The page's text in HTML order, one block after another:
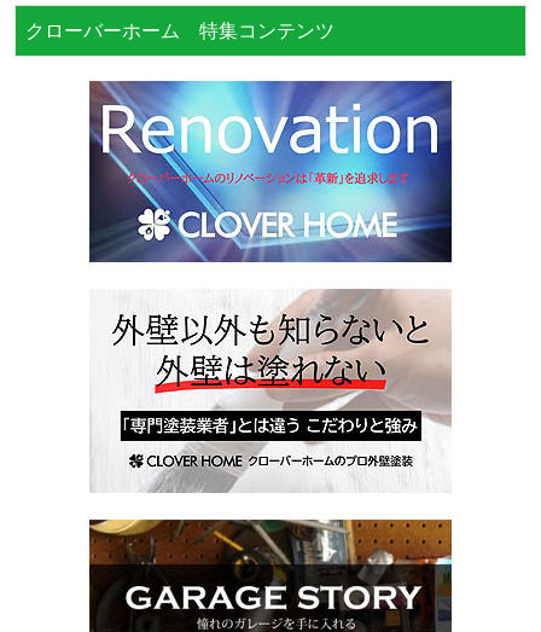
クローバーホーム 特集コンテンツ